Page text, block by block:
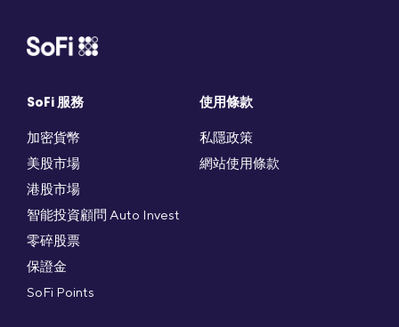
SoFi 服務
加密貨幣
美股市場
港股市場
智能投資顧問 Auto Invest
零碎股票
保證金
SoFi Points
使用條款
私隱政策
網站使用條款